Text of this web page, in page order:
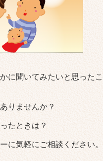
聞いてみたいと思ったこ
ませんか？
ときは？
気軽にご相談ください。